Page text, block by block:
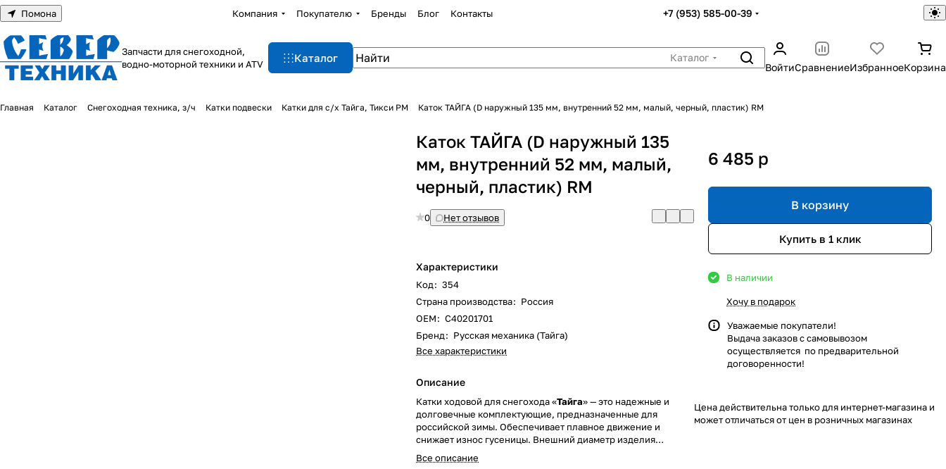
Помона Компания Покупателю Бренды Блог Контакты +7 (953) 585-00-39
Запчасти для снегоходной,
водно-моторной техники и ATV
Каталог
Каталог
ВойтиСравнениеИзбранноеКорзина
Главная Каталог Снегоходная техника, з/ч Катки подвески Катки для с/х Тайга, Тикси РМ Каток ТАЙГА (D наружный 135 мм, внутренний 52 мм, малый, черный, пластик) RM
Каток ТАЙГА (D наружный 135
мм, внутренний 52 мм, малый,
черный, пластик) RM
0 Нет отзывов
Характеристики
Код: 354
Страна производства: Россия
ОЕM: C40201701
Бренд: Русская механика (Тайга)
Все характеристики
Описание
Катки ходовой для снегохода «Тайга» — это надежные и
долговечные комплектующие, предназначенные для
российской зимы. Обеспечивает плавное движение и
снижает износ гусеницы. Внешний диаметр изделия
составляет
для различных моделей снегоходов. Катки произведены в
Все описание
6 485 p
В корзину
Купить в 1 клик
В наличии
Хочу в подарок
Уважаемые покупатели!
Выдача заказов с самовывозом
осуществляется по предварительной
договоренности!
Цена действительна только для интернет-магазина и
может отличаться от цен в розничных магазинах